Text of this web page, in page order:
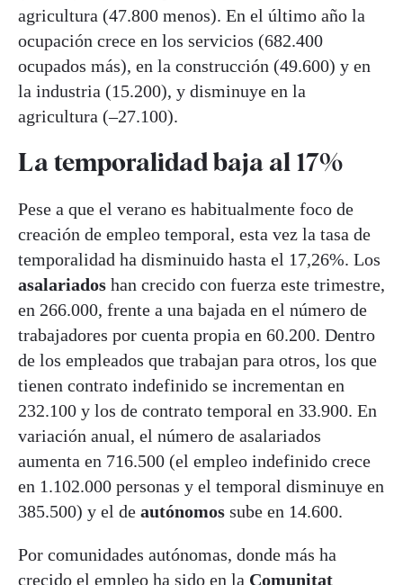
agricultura (47.800 menos). En el último año la
ocupación crece en los servicios (682.400
ocupados más), en la construcción (49.600) y en
la industria (15.200), y disminuye en la
agricultura (–27.100).
La temporalidad baja al 17%
Pese a que el verano es habitualmente foco de
creación de empleo temporal, esta vez la tasa de
temporalidad ha disminuido hasta el 17,26%. Los
asalariados han crecido con fuerza este trimestre,
en 266.000, frente a una bajada en el número de
trabajadores por cuenta propia en 60.200. Dentro
de los empleados que trabajan para otros, los que
tienen contrato indefinido se incrementan en
232.100 y los de contrato temporal en 33.900. En
variación anual, el número de asalariados
aumenta en 716.500 (el empleo indefinido crece
en 1.102.000 personas y el temporal disminuye en
385.500) y el de autónomos sube en 14.600.
Por comunidades autónomas, donde más ha
crecido el empleo ha sido en la Comunitat